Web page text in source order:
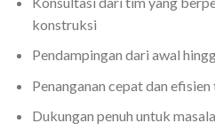
konstruksi
Pendampingan dari awal
Penanganan cepat dan
Dukungan penuh untuk